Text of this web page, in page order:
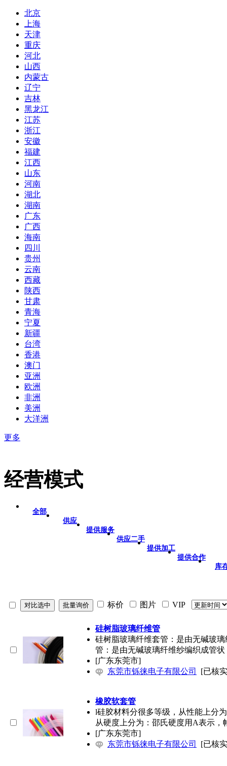
北京
上海
天津
重庆
河北
山西
内蒙古
辽宁
吉林
黑龙江
江苏
浙江
安徽
福建
江西
山东
河南
湖北
湖南
广东
广西
海南
四川
贵州
云南
西藏
陕西
甘肃
青海
宁夏
新疆
台湾
香港
澳门
亚洲
欧洲
非洲
美洲
大洋洲
更多
经营模式
全部
供应
提供服务
供应二手
提供加工
提供合作
库
标价 图片 VIP
硅树脂玻璃纤维管
硅树脂玻璃纤维套管：是由无碱玻
管：是由无碱玻璃纤维纱编织成管状
[广东东莞市]
东莞市铄徕电子有限公司
[已核
橡胶软套管
l硅胶材料分很多等级，从性能上分
从硬度上分为：邵氏硬度用A表示，
[广东东莞市]
东莞市铄徕电子有限公司
[已核